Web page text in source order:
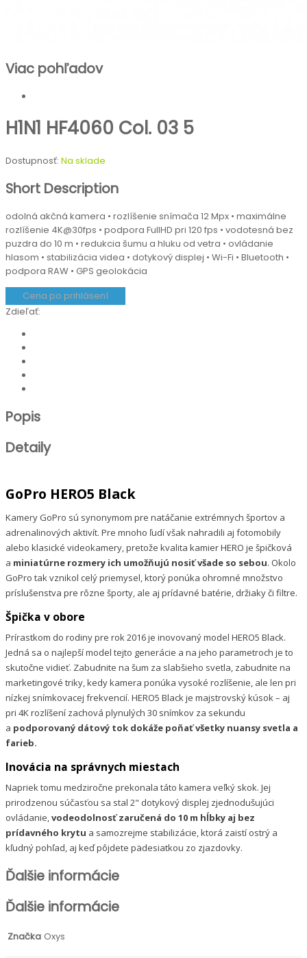
Viac pohľadov
H1N1 HF4060 Col. 03 5
Dostupnosť: Na sklade
Short Description
odolná akčná kamera • rozlíšenie snímača 12 Mpx • maximálne
rozlíšenie 4K@30fps • podpora FullHD pri 120 fps • vodotesná bez
puzdra do 10 m • redukcia šumu a hluku od vetra • ovládanie
hlasom • stabilizácia videa • dotykový displej • Wi-Fi • Bluetooth •
podpora RAW • GPS geolokácia
Cena po prihlásení
Zdieľať:
Popis
Detaily
GoPro HERO5 Black
Kamery GoPro sú synonymom pre natáčanie extrémnych športov a
adrenalinových aktivít. Pre mnoho ľudí však nahradili aj fotomobily
alebo klasické videokamery, pretože kvalita kamier HERO je špičková
a miniatúrne rozmery ich umožňujú nosiť všade so sebou. Okolo
GoPro tak vznikol celý priemysel, ktorý ponúka ohromné množstvo
príslušenstva pre rôzne športy, ale aj prídavné batérie, držiaky či filtre.
Špička v obore
Prírastkom do rodiny pre rok 2016 je inovovaný model HERO5 Black.
Jedná sa o najlepší model tejto generácie a na jeho parametroch je to
skutočne vidieť. Zabudnite na šum za slabšieho svetla, zabudnite na
marketingové triky, kedy kamera ponúka vysoké rozlíšenie, ale len pri
nízkej snímkovacej frekvencií. HERO5 Black je majstrovský kúsok – aj
pri 4K rozlíšení zachová plynulých 30 snímkov za sekundu
a podporovaný dátový tok dokáže poňať všetky nuansy svetla a
farieb.
Inovácia na správnych miestach
Napriek tomu medziročne prekonala táto kamera veľký skok. Jej
prirodzenou súčasťou sa stal 2" dotykový displej zjednodušujúci
ovládanie, vodeodolnosť zaručená do 10 m hĺbky aj bez
prídavného krytu a samozrejme stabilizácie, ktorá zaistí ostrý a
kľudný pohľad, aj keď pôjdete pädesiatkou zo zjazdovky.
Ďalšie informácie
Ďalšie informácie
Značka Oxys